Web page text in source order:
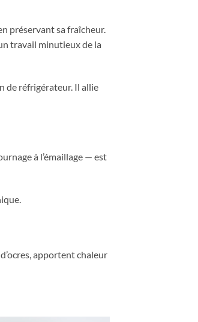
préservant sa fraîcheur.
travail minutieux de la
de réfrigérateur. Il allie
à l’émaillage — est
apportent chaleur